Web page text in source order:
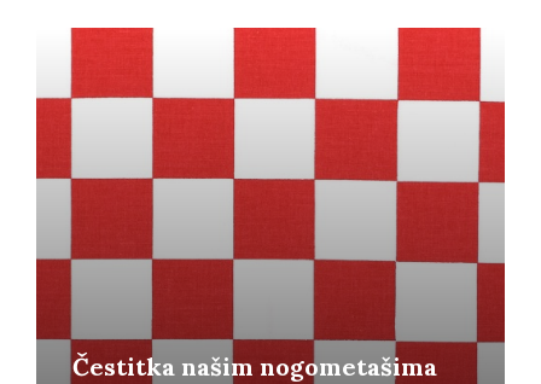
Čestitka našim nogometašima